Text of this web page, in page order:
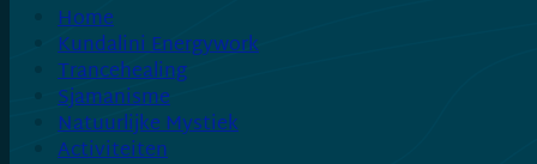
Home
Kundalini Energywork
Trancehealing
Sjamanisme
Natuurlijke Mystiek
Activiteiten